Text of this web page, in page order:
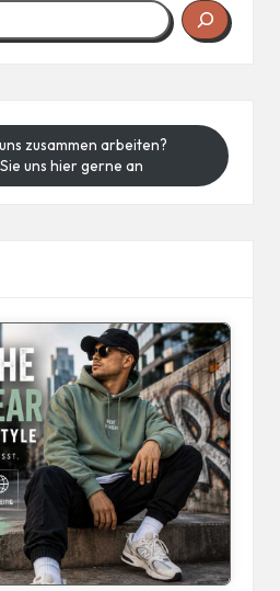
zusammen arbeiten?
uns hier gerne an